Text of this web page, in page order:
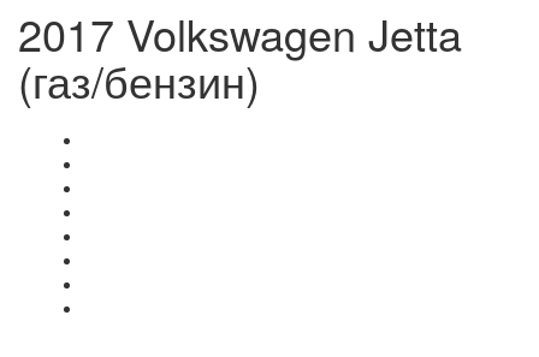
2017 Volkswagen Jetta
(газ/бензин)